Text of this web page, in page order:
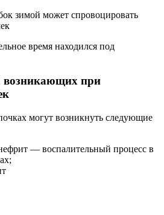
зимой может спровоцировать
время находился под
возникающих при
могут возникнуть следующие
— воспалительный процесс в